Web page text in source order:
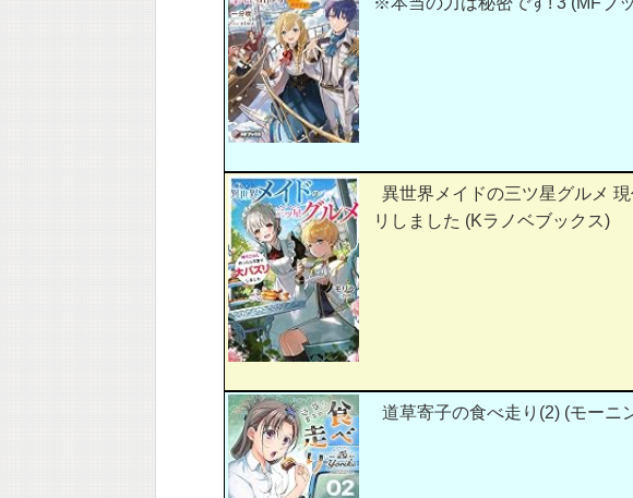
異世界メイドの三ツ星グルメ
リしました (Kラノベブックス)
道草寄子の食べ走り(2) (モーニ